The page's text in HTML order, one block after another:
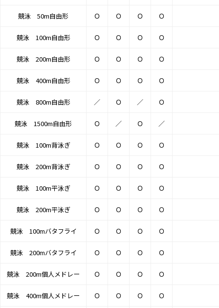
競泳 50m自由形 Ｏ Ｏ Ｏ Ｏ
競泳 100m自由形 Ｏ Ｏ Ｏ Ｏ
競泳 200m自由形 Ｏ Ｏ Ｏ Ｏ
競泳 400m自由形 Ｏ Ｏ Ｏ Ｏ
競泳 800m自由形 ／ Ｏ ／ Ｏ
競泳 1500m自由形 Ｏ ／ Ｏ ／
競泳 100m背泳ぎ Ｏ Ｏ Ｏ Ｏ
競泳 200m背泳ぎ Ｏ Ｏ Ｏ Ｏ
競泳 100m平泳ぎ Ｏ Ｏ Ｏ Ｏ
競泳 200m平泳ぎ Ｏ Ｏ Ｏ Ｏ
競泳 100mバタフライ Ｏ Ｏ Ｏ Ｏ
競泳 200mバタフライ Ｏ Ｏ Ｏ Ｏ
競泳 200m個人メドレー Ｏ Ｏ Ｏ Ｏ
競泳 400m個人メドレー Ｏ Ｏ Ｏ Ｏ